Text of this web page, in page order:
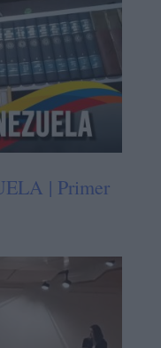
| Primer